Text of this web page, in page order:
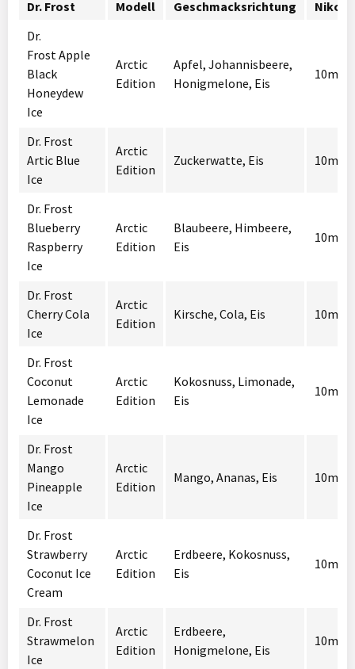
Dr. Frost Modell Geschmacksrichtung
Dr.
Frost Apple
Black
Honeydew
Ice
Arctic
Edition
Apfel, Johannisbeere,
Honigmelone, Eis
10mg
Dr. Frost
Artic Blue
Ice
Arctic
Edition
Zuckerwatte, Eis 10mg
Dr. Frost
Blueberry
Raspberry
Ice
Arctic
Edition
Blaubeere, Himbeere,
Eis
10mg
Dr. Frost
Cherry Cola
Ice
Arctic
Edition
Kirsche, Cola, Eis 10mg
Dr. Frost
Coconut
Lemonade
Ice
Arctic
Edition
Kokosnuss, Limonade,
Eis
10mg
Dr. Frost
Mango
Pineapple
Ice
Arctic
Edition
Mango, Ananas, Eis 10mg
Dr. Frost
Strawberry
Coconut Ice
Cream
Arctic
Edition
Erdbeere, Kokosnuss,
Eis
10mg
Dr. Frost
Strawmelon
Ice
Arctic
Edition
Erdbeere,
Honigmelone, Eis
10mg